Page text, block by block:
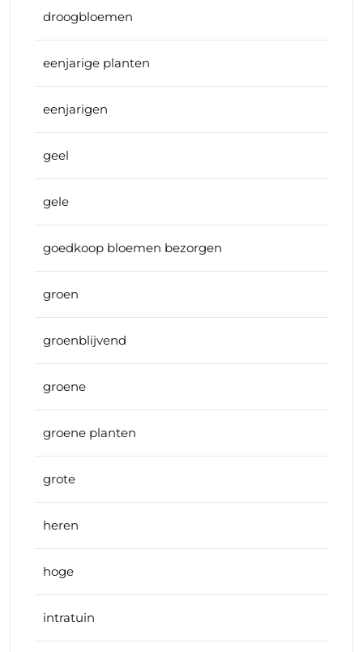
droogbloemen
eenjarige planten
eenjarigen
geel
gele
goedkoop bloemen bezorgen
groen
groenblijvend
groene
groene planten
grote
heren
hoge
intratuin